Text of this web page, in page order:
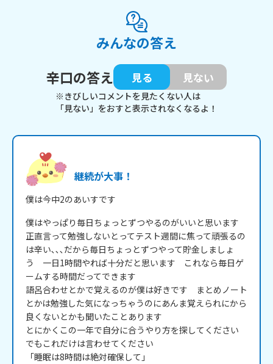
みんなの答え
辛口の答え
見る 見ない
※きびしいコメントを見たくない人は
「見ない」をおすと表示されなくなるよ！
継続が大事！
僕は今中2のあいすです
僕はやっぱり毎日ちょっとずつやるのがいいと思います
正直言って勉強しないとってテスト週間に焦って頑張るの
は辛い､､､だから毎日ちょっとずつやって貯金しましょ
う　一日1時間やれば十分だと思います　これなら毎日ゲ
ームする時間だってできます
語呂合わせとかで覚えるのが僕は好きです　まとめノート
とかは勉強した気になっちゃうのにあんま覚えられにから
良くないとかも聞いたことあります
とにかくこの一年で自分に合うやり方を探してください
でもこれだけは言わせてください
「睡眠は8時間は絶対確保して」